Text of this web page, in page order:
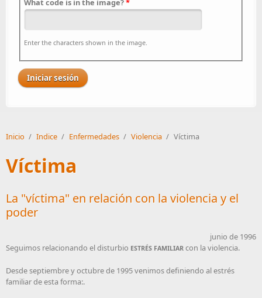
What code is in the image?*
Enter the characters shown in the image.
Inicio / Indice / Enfermedades / Violencia / Víctima
Víctima
La "víctima" en relación con la violencia y el
poder
junio de 1996
Seguimos relacionando el disturbio ESTRÉS FAMILIAR con la violencia.
Desde septiembre y octubre de 1995 venimos definiendo al estrés
familiar de esta forma:.